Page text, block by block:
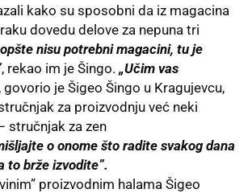
kako su sposobni da iz magacina
dovedu delove za nepuna tri
nisu potrebni magacini, tu je
, rekao im je Šingo. „Učim vas
, govorio je Šigeo Šingo u Kragujevcu,
za proizvodnju već neki
stručnjak za zen
o onome što radite svakog dana
to brže izvodite”.
proizvodnim halama Šigeo